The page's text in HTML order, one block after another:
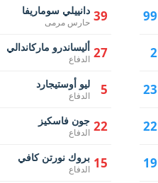
99
2
23
22
19
39 دانييلي سوماريفا
حارس مرمى
27 أليساندرو ماركاندالي
الدفاع
5 ليو أوستيجارد
الدفاع
22 جون فاسكيز
الدفاع
15 بروك نورتن كافي
الدفاع